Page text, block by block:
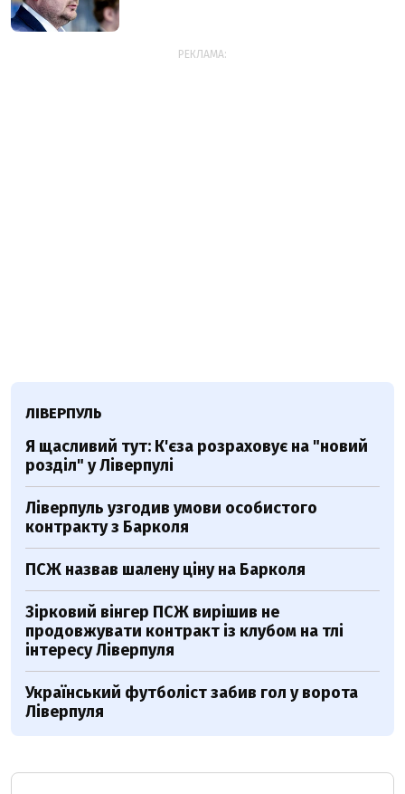
РЕКЛАМА:
ЛІВЕРПУЛЬ
Я щасливий тут: К'єза розраховує на "новий
розділ" у Ліверпулі
Ліверпуль узгодив умови особистого
контракту з Барколя
ПСЖ назвав шалену ціну на Барколя
Зірковий вінгер ПСЖ вирішив не
продовжувати контракт із клубом на тлі
інтересу Ліверпуля
Український футболіст забив гол у ворота
Ліверпуля